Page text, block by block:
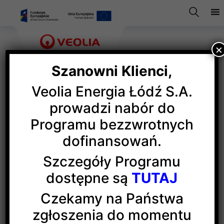
9. miejsce na Liście 2000
dziennika „Rz”
Łódzka spółka Veolii została sklasyfikowana na 9.
miejscu wśród firm z regionu łódzkiego
w najnowszej edycji Listy 2000 „Rzeczpospolitej
prestiżowego zestawienia największych
przedsiębiorstw działających w Polsce. W rankingu
Szanowni Klienci,
Veolia Energia Łódź S.A.
prowadzi nabór do
Programu bezzwrotnych
dofinansowań.
Szczegóły Programu
dostępne są TUTAJ
Czekamy na Państwa
zgłoszenia do momentu
×